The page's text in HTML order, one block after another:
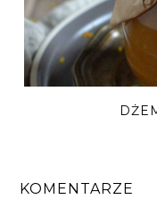
KOMENTARZE